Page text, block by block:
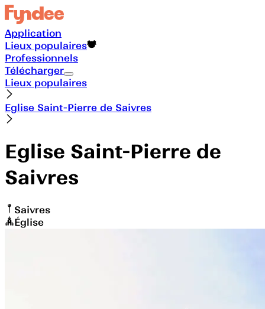
Application
Lieux populaires
Professionnels
Télécharger
Lieux populaires
Eglise Saint-Pierre de Saivres
Eglise Saint-Pierre de
Saivres
Saivres
Église